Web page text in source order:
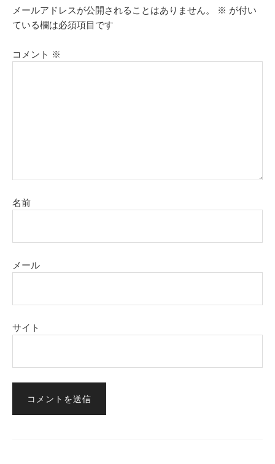
メールアドレスが公開されることはありません。 ※ が付い
ている欄は必須項目です
コメント ※
名前
メール
サイト